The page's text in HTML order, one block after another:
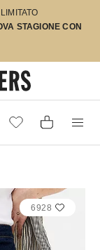
STAGIONE CON
6928